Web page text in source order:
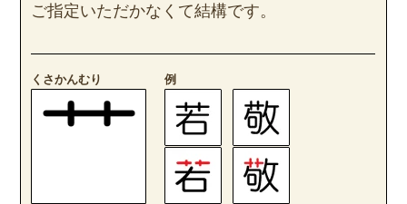
ご指定いただかなくて結構です。
くさかんむり 例